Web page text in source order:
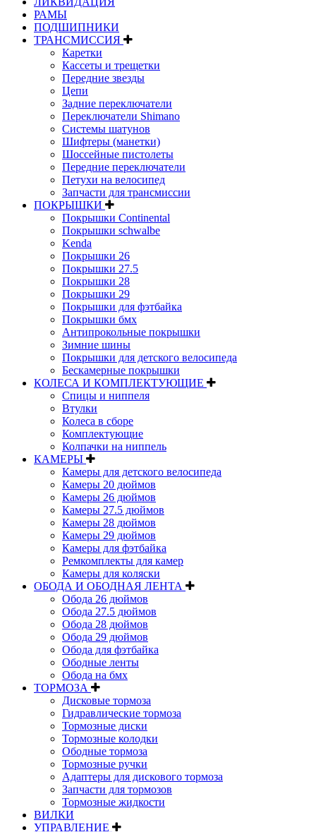
РАМЫ
ПОДШИПНИКИ
ТРАНСМИССИЯ
Каретки
Кассеты и трещетки
Передние звезды
Цепи
Задние переключатели
Переключатели Shimano
Системы шатунов
Шифтеры (манетки)
Шоссейные пистолеты
Передние переключатели
Петухи на велосипед
Запчасти для трансмиссии
ПОКРЫШКИ
Покрышки Continental
Покрышки schwalbe
Kenda
Покрышки 26
Покрышки 27.5
Покрышки 28
Покрышки 29
Покрышки для фэтбайка
Покрышки бмх
Антипрокольные покрышки
Зимние шины
Покрышки для детского велосипеда
Бескамерные покрышки
КОЛЕСА И КОМПЛЕКТУЮЩИЕ
Спицы и ниппеля
Втулки
Колеса в сборе
Комплектующие
Колпачки на ниппель
КАМЕРЫ
Камеры для детского велосипеда
Камеры 20 дюймов
Камеры 26 дюймов
Камеры 27.5 дюймов
Камеры 28 дюймов
Камеры 29 дюймов
Камеры для фэтбайка
Ремкомплекты для камер
Камеры для коляски
ОБОДА И ОБОДНАЯ ЛЕНТА
Обода 26 дюймов
Обода 27.5 дюймов
Обода 28 дюймов
Обода 29 дюймов
Обода для фэтбайка
Ободные ленты
Обода на бмх
ТОРМОЗА
Дисковые тормоза
Гидравлические тормоза
Тормозные диски
Тормозные колодки
Ободные тормоза
Тормозные ручки
Адаптеры для дискового тормоза
Запчасти для тормозов
Тормозные жидкости
ВИЛКИ
УПРАВЛЕНИЕ